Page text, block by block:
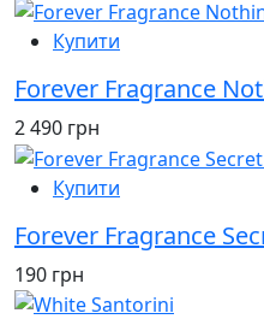
Купити
Forever Fragrance
2 490 грн
Купити
Forever Fragrance
190 грн